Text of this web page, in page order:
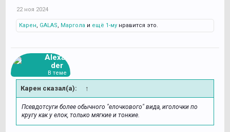
22 ноя 2024
Карен, GALAS, Маргола и ещё 1-му нравится это.
Alexan
der
В теме
Карен сказал(а): ↑
Псевдотсуги более обычного "елочкового" вида, иголочки по
кругу как у елок, только мягкие и тонкие.